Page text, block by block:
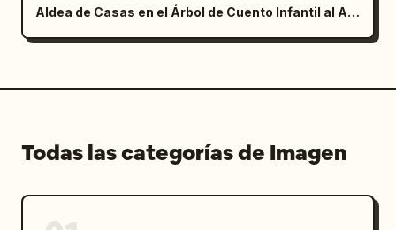
Aldea de Casas en el Árbol de Cuento Infantil al Anochecer
Todas las categorías de Imagen